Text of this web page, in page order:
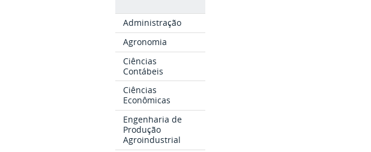
Administração
Agronomia
Ciências
Contábeis
Ciências
Econômicas
Engenharia de
Produção
Agroindustrial